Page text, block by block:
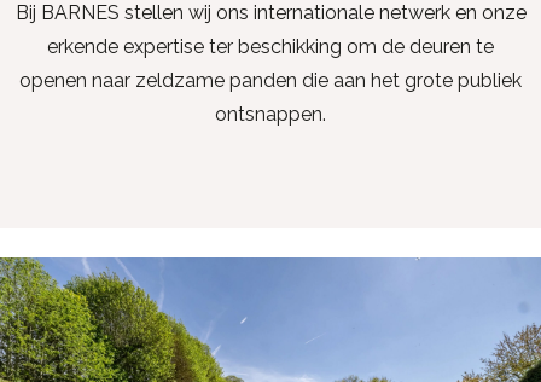
Bij BARNES stellen wij ons internationale netwerk en onze
erkende expertise ter beschikking om de deuren te
openen naar zeldzame panden die aan het grote publiek
ontsnappen.